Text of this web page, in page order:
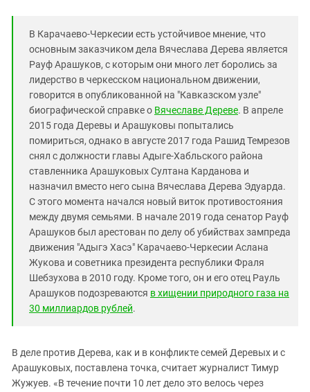
В Карачаево-Черкесии есть устойчивое мнение, что
основным заказчиком дела Вячеслава Дерева является
Рауф Арашуков, с которым они много лет боролись за
лидерство в черкесском национальном движении,
говорится в опубликованной на "Кавказском узле"
биографической справке о Вячеславе Дереве. В апреле
2015 года Деревы и Арашуковы попытались
помириться, однако в августе 2017 года Рашид Темрезов
снял с должности главы Адыге-Хабльского района
ставленника Арашуковых Султана Карданова и
назначил вместо него сына Вячеслава Дерева Эдуарда.
С этого момента начался новый виток противостояния
между двумя семьями. В начале 2019 года сенатор Рауф
Арашуков был арестован по делу об убийствах зампреда
движения "Адыгэ Хасэ" Карачаево-Черкесии Аслана
Жукова и советника президента республики Фраля
Шебзухова в 2010 году. Кроме того, он и его отец Рауль
Арашуков подозреваются в хищении природного газа на
30 миллиардов рублей.
В деле против Дерева, как и в конфликте семей Деревых и с
Арашуковых, поставлена точка, считает журналист Тимур
Жужуев. «В течение почти 10 лет дело это велось через